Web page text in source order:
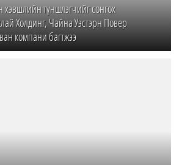
түншлэгчийг сонгох
Холдинг, Чайна Уэстэрн Повер
компани багтжээ